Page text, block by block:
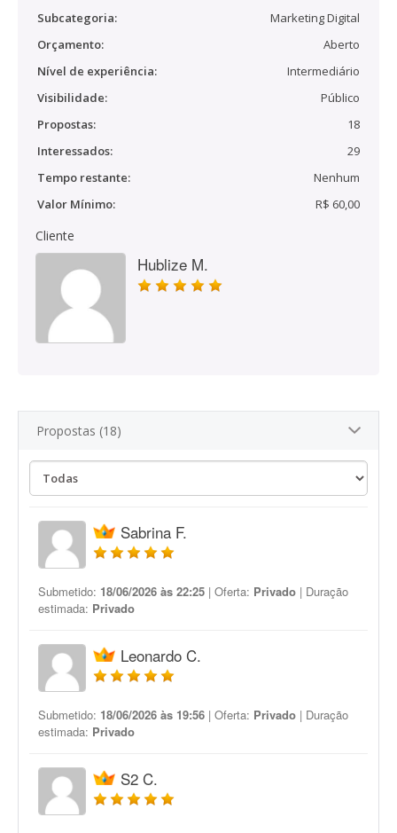
Subcategoria:
Marketing Digital
Orçamento:
Aberto
Nível de experiência:
Intermediário
Visibilidade:
Público
Propostas:
18
Interessados:
29
Tempo restante:
Nenhum
Valor Mínimo:
R$ 60,00
Cliente
Hublize M.
Propostas (18)
Sabrina F.
Submetido: 18/06/2026 às 22:25 | Oferta: Privado | Duração
estimada: Privado
Leonardo C.
Submetido: 18/06/2026 às 19:56 | Oferta: Privado | Duração
estimada: Privado
S2 C.